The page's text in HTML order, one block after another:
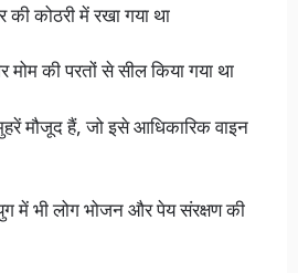
कोठरी में रखा गया था
मोम की परतों से सील किया गया था
मौजूद हैं, जो इसे आधिकारिक वाइन
में भी लोग भोजन और पेय संरक्षण की